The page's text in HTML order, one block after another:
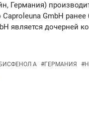
Германия)
GmbH
является дочерней
А #ГЕРМАНИЯ #